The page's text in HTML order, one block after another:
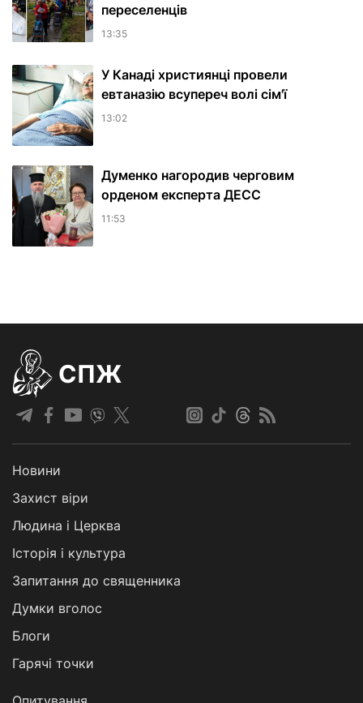
переселенців
13:35
У Канаді християнці провели
евтаназію всупереч волі сім'ї
13:02
Думенко нагородив черговим
орденом експерта ДЕСС
11:53
СПЖ
Новини
Захист віри
Людина і Церква
Історія і культура
Запитання до священника
Думки вголос
Блоги
Гарячі точки